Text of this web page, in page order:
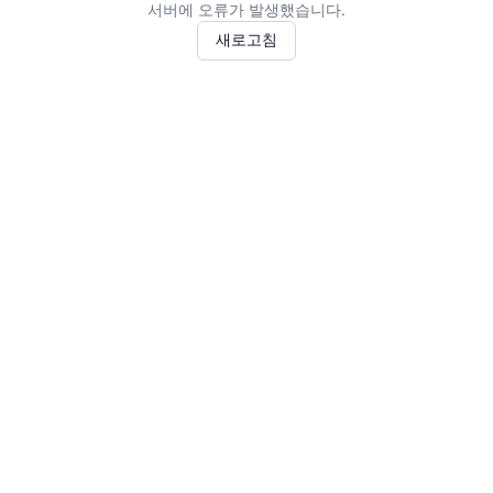
서버에 오류가 발생했습니다.
새로고침